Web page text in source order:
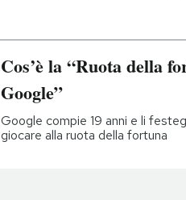
Cos’è la “Ruota della
Google”
Google compie 19 anni e li
giocare alla ruota della fortuna